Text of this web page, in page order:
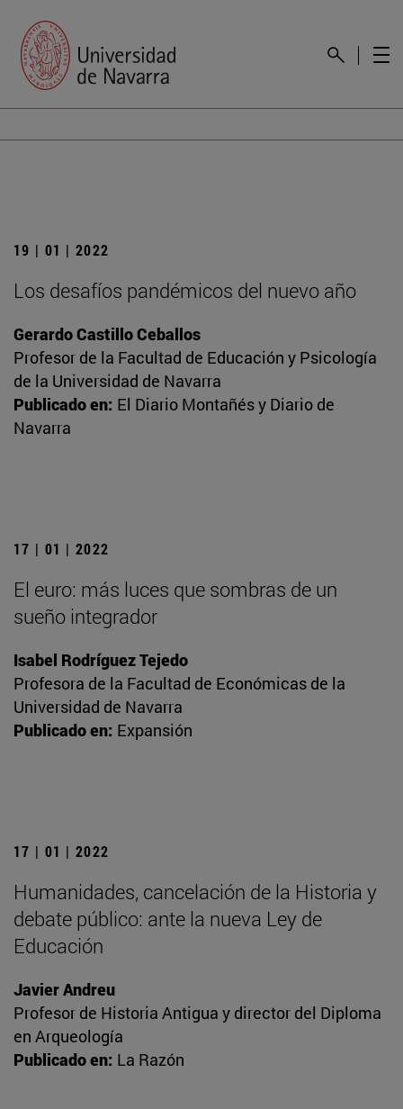
19 | 01 | 2022
Los desafíos pandémicos del nuevo año
Gerardo Castillo Ceballos
Profesor de la Facultad de Educación y Psicología
de la Universidad de Navarra
Publicado en: El Diario Montañés y Diario de
Navarra
17 | 01 | 2022
El euro: más luces que sombras de un
sueño integrador
Isabel Rodríguez Tejedo
Profesora de la Facultad de Económicas de la
Universidad de Navarra
Publicado en: Expansión
17 | 01 | 2022
Humanidades, cancelación de la Historia y
debate público: ante la nueva Ley de
Educación
Javier Andreu
Profesor de Historia Antigua y director del Diploma
en Arqueología
Publicado en: La Razón